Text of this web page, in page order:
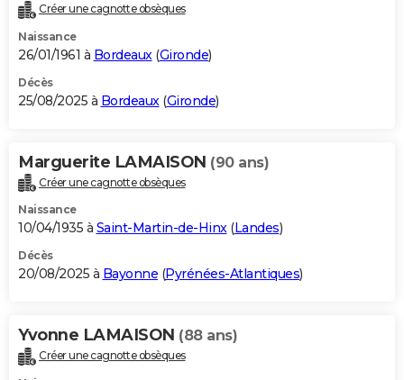
Créer une cagnotte obsèques
Naissance
26/01/1961 à Bordeaux (Gironde)
Décès
25/08/2025 à Bordeaux (Gironde)
Marguerite LAMAISON (90 ans)
Créer une cagnotte obsèques
Naissance
10/04/1935 à Saint-Martin-de-Hinx(Landes)
Décès
20/08/2025 à Bayonne (Pyrénées-Atlantiques)
Yvonne LAMAISON (88 ans)
Créer une cagnotte obsèques